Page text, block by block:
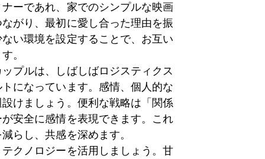
ーであれ、家でのシンプルな映画
がり、最初に愛し合った理由を振
い環境を設定することで、お互い
。
プルは、しばしばロジスティクス
になっています。感情、個人的な
けましょう。便利な戦略は「関係
安全に感情を表現できます。これ
らし、共感を深めます。
テクノロジーを活用しましょう。甘